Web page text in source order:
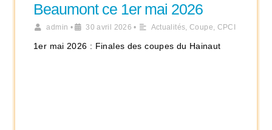
Beaumont ce 1er mai 2026
admin • 30 avril 2026 • Actualités, Coupe, CPCI
1er mai 2026 : Finales des coupes du Hainaut